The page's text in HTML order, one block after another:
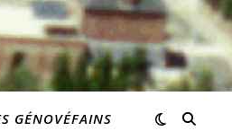
GÉNOVÉFAINS